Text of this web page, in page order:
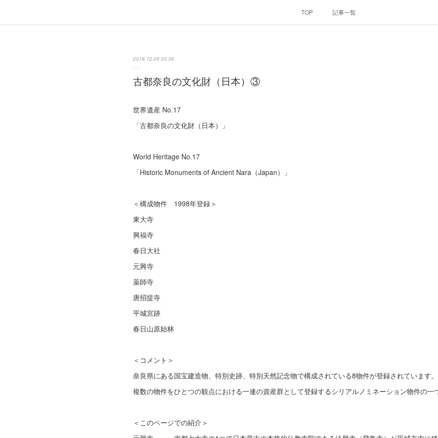
TOP 記事一覧
2018.12.09 03:38
古都奈良の文化財（日本）③
世界遺産 No.17
「古都奈良の文化財（日本）」
World Heritage No.17
「Historic Monuments of Ancient Nara（Japan）」
＜構成物件 1998年登録＞
東大寺
興福寺
春日大社
元興寺
薬師寺
唐招提寺
平城宮跡
春日山原始林
＜コメント＞
奈良県にある国宝建造物、特別史跡、特別天然記念物で構成されている8物件が登録されています。
複数の物件をひとつの観点における一連の資産群として登録するシリアルノミネーション物件の一
＜このページでの紹介＞